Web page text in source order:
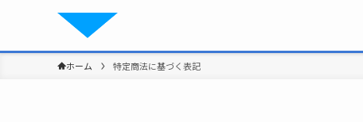
ホーム 特定商法に基づく表記